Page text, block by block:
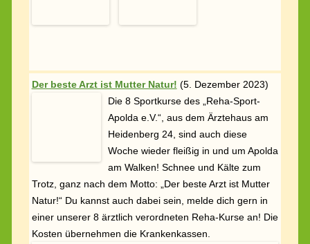
Natur!“ Du kannst auch dabei sein, melde dich gern in